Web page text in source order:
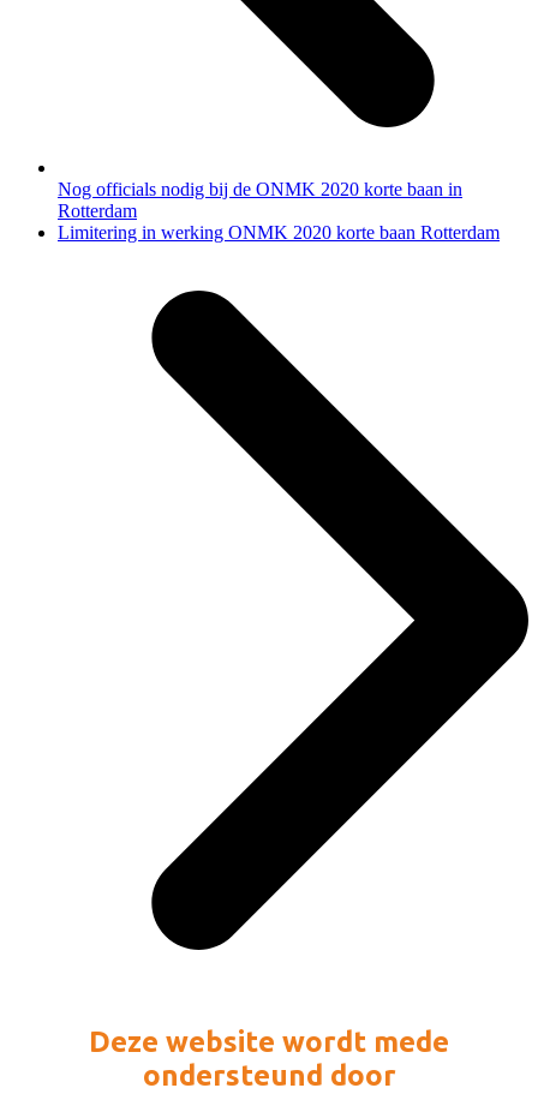
Nog officials nodig bij de ONMK 2020 korte baan in
Rotterdam
next
Limitering in werking ONMK 2020 korte baan Rotterdam
Deze website wordt mede
ondersteund door